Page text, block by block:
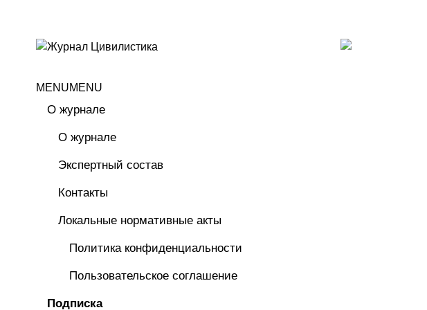
MENUMENU
О журнале
О журнале
Экспертный состав
Контакты
Локальные нормативные акты
Политика конфиденциальности
Пользовательское соглашение
Подписка